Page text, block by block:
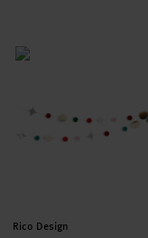
Garnpompon-
Hersteller:
Rico Design